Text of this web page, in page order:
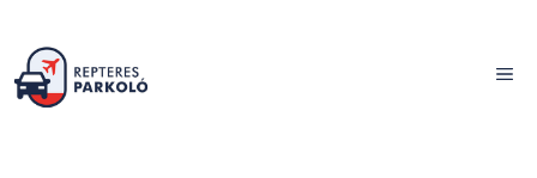
tartalomba